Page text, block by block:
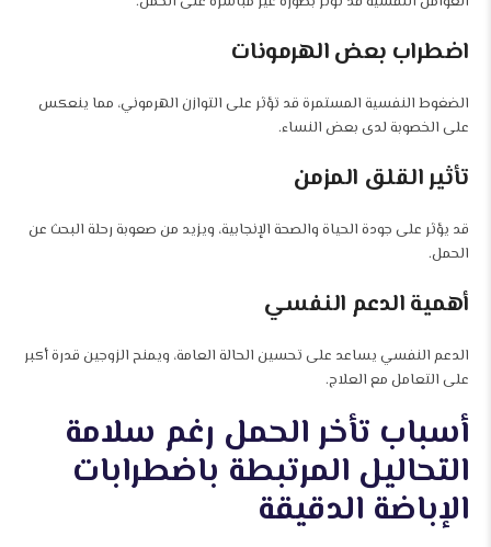
اضطراب بعض الهرمونات
الضغوط النفسية المستمرة قد تؤثر على التوازن الهرموني، مما ينعكس
على الخصوبة لدى بعض النساء.
تأثير القلق المزمن
قد يؤثر على جودة الحياة والصحة الإنجابية، ويزيد من صعوبة رحلة البحث عن
الحمل.
أهمية الدعم النفسي
الدعم النفسي يساعد على تحسين الحالة العامة، ويمنح الزوجين قدرة أكبر
على التعامل مع العلاج.
أسباب تأخر الحمل رغم سلامة
التحاليل المرتبطة باضطرابات
الإباضة الدقيقة